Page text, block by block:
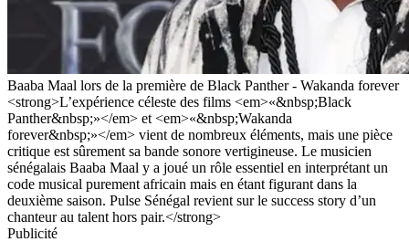
Baaba Maal lors de la première de Black Panther - Wakanda forever
<strong>L’expérience céleste des films <em>«&nbsp;Black
Panther&nbsp;»</em> et <em>«&nbsp;Wakanda
forever&nbsp;»</em> vient de nombreux éléments, mais une pièce
critique est sûrement sa bande sonore vertigineuse. Le musicien
sénégalais Baaba Maal y a joué un rôle essentiel en interprétant un
code musical purement africain mais en étant figurant dans la
deuxième saison. Pulse Sénégal revient sur le success story d’un
chanteur au talent hors pair.</strong>
Publicité